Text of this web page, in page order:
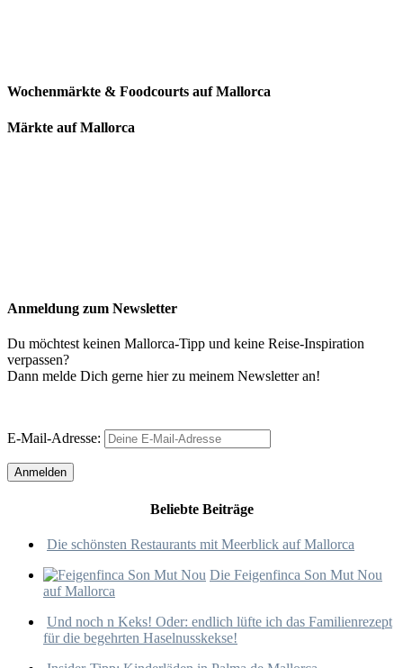
Wochenmärkte & Foodcourts auf Mallorca
Märkte auf Mallorca
Anmeldung zum Newsletter
Du möchtest keinen Mallorca-Tipp und keine Reise-Inspiration
verpassen?
Dann melde Dich gerne hier zu meinem Newsletter an!
E-Mail-Adresse:
Beliebte Beiträge
Die schönsten Restaurants mit Meerblick auf Mallorca
Die Feigenfinca Son Mut Nou
auf Mallorca
Und noch n Keks! Oder: endlich lüfte ich das Familienrezept
für die begehrten Haselnusskekse!